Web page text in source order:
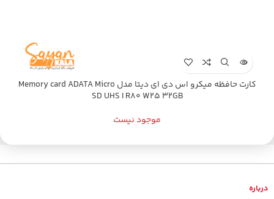
کارت حافظه میکرو اس دی ای دیتا مدل Memory card ADATA Micro
SD UHS I R80 W25 32GB
موجود نیست
درباره